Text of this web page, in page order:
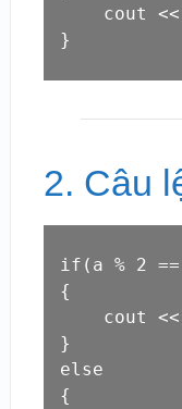
cout
}
2. Câu
if(a % 2
{
cout
}
else
{